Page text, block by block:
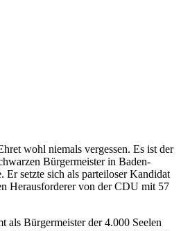
wohl niemals vergessen. Es ist der
Bürgermeister in Baden-
setzte sich als parteiloser Kandidat
Herausforderer von der CDU mit 57
als Bürgermeister der 4.000 Seelen